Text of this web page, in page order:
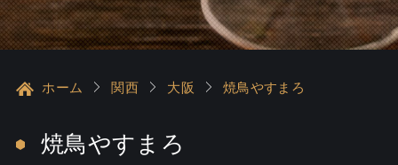
ホーム 関西 大阪 焼鳥やすまろ
焼鳥やすまろ